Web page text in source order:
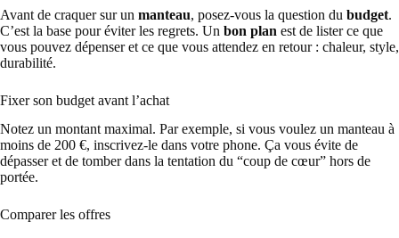
Avant de craquer sur un manteau, posez-vous la question du budget.
C’est la base pour éviter les regrets. Un bon plan est de lister ce que
vous pouvez dépenser et ce que vous attendez en retour : chaleur, style,
durabilité.
Fixer son budget avant l’achat
Notez un montant maximal. Par exemple, si vous voulez un manteau à
moins de 200 €, inscrivez-le dans votre phone. Ça vous évite de
dépasser et de tomber dans la tentation du “coup de cœur” hors de
portée.
Comparer les offres